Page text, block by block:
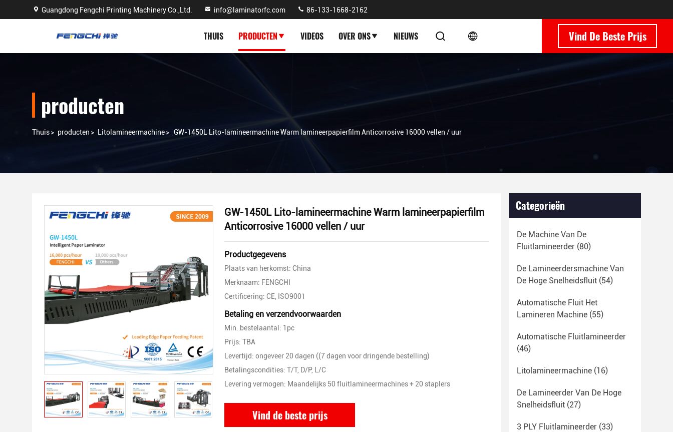
Guangdong Fengchi Printing Machinery Co.,Ltd. info@laminatorfc.com 86-133-1668-2162
THUIS PRODUCTEN VIDEOS OVER ONS NIEUWS Vind De Beste Prijs
producten
Thuis> producten > Litolamineermachine> GW-1450L Lito-lamineermachine Warm lamineerpapierfilm Anticorrosive 16000 vellen / uur
GW-1450L Lito-lamineermachine Warm lamineerpapierfilm
Anticorrosive 16000 vellen / uur
Productgegevens
Plaats van herkomst: China
Merknaam: FENGCHI
Certificering: CE, ISO9001
Betaling en verzendvoorwaarden
Min. bestelaantal: 1pc
Prijs: TBA
Levertijd: ongeveer 20 dagen ((7 dagen voor dringende bestelling)
Betalingscondities: T/T, D/P, L/C
Levering vermogen: Maandelijks 50 fluitlamineermachines + 20 staplers
Vind de beste prijs
Categorieën
De Machine Van De
Fluitlamineerder (80)
De Lamineerdersmachine Van
De Hoge Snelheidsfluit (54)
Automatische Fluit Het
Lamineren Machine (55)
Automatische Fluitlamineerder
(46)
Litolamineermachine (16)
De Lamineerder Van De Hoge
Snelheidsfluit (27)
3 PLY Fluitlamineerder (33)